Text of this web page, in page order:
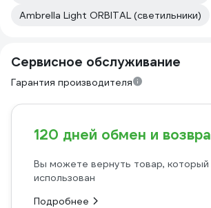
Ambrella Light ORBITAL (светильники)
Сервисное обслуживание
Гарантия производителя
120 дней обмен и
Вы можете вернуть товар,
использован
Подробнее